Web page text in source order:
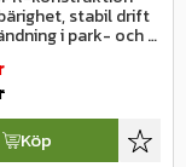
stabil drift
i park- och
Lägg
Köp